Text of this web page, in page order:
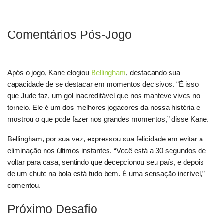
Comentários Pós-Jogo
Após o jogo, Kane elogiou Bellingham, destacando sua
capacidade de se destacar em momentos decisivos. “É isso
que Jude faz, um gol inacreditável que nos manteve vivos no
torneio. Ele é um dos melhores jogadores da nossa história e
mostrou o que pode fazer nos grandes momentos,” disse Kane.
Bellingham, por sua vez, expressou sua felicidade em evitar a
eliminação nos últimos instantes. “Você está a 30 segundos de
voltar para casa, sentindo que decepcionou seu país, e depois
de um chute na bola está tudo bem. É uma sensação incrível,”
comentou.
Próximo Desafio